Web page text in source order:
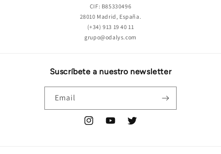
CIF: B85330496
28010 Madrid, España.
(+34) 913 19 40 11
grupo@odalys.com
Suscríbete a nuestro newsletter
Email
InstagramYouTubeTwitter